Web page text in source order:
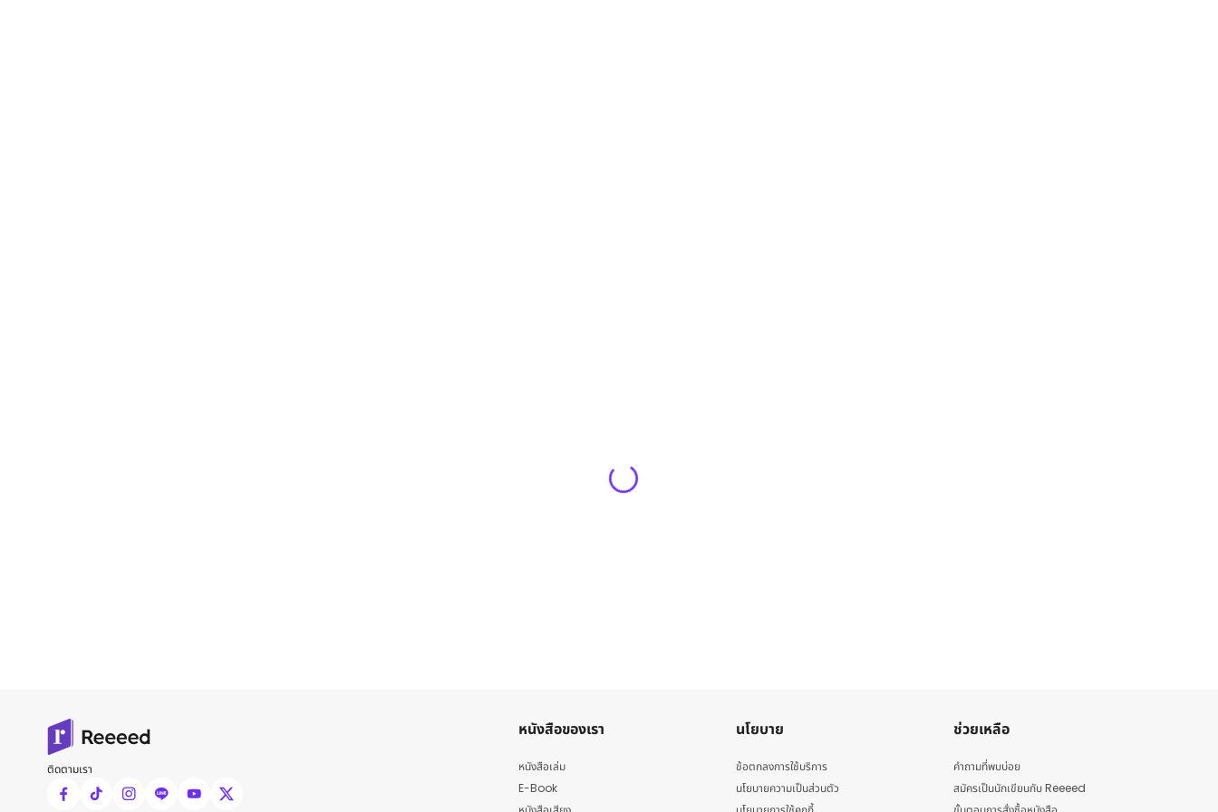
ติดตามเรา
หนังสือของเรา
หนังสือเล่ม
E-Book
นโยบาย
ข้อตกลงการใช้บริการ
นโยบายความเป็นส่วนตัว
ช่วยเหลือ
คำถามที่พบบ่อย
สมัครเป็นนักเขียนกับ Reeeed